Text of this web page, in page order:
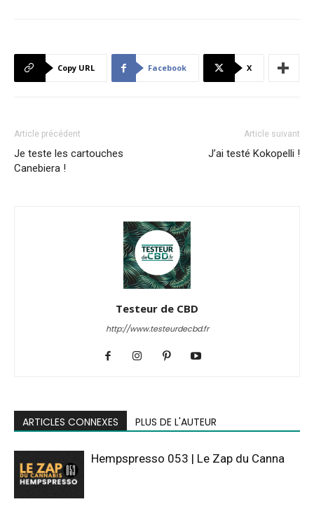
Copy URL Facebook X
Article précédent
Je teste les cartouches
Canebiera !
Article suivant
J’ai testé Kokopelli !
Testeur de CBD
http://www.testeurdecbd.fr
ARTICLES CONNEXES PLUS DE L'AUTEUR
Hempspresso 053 | Le Zap du Canna